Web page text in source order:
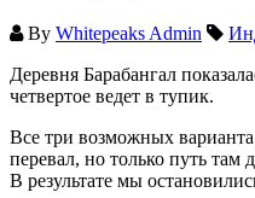
By Whitepeaks Admin
Деревня Барабангал
четвертое ведет в тупик.
Все три возможных
перевал, но только путь
В результате мы